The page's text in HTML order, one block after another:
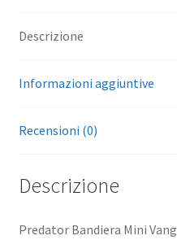
Descrizione
Informazioni aggiuntive
Recensioni (0)
Descrizione
Predator Bandiera Mini